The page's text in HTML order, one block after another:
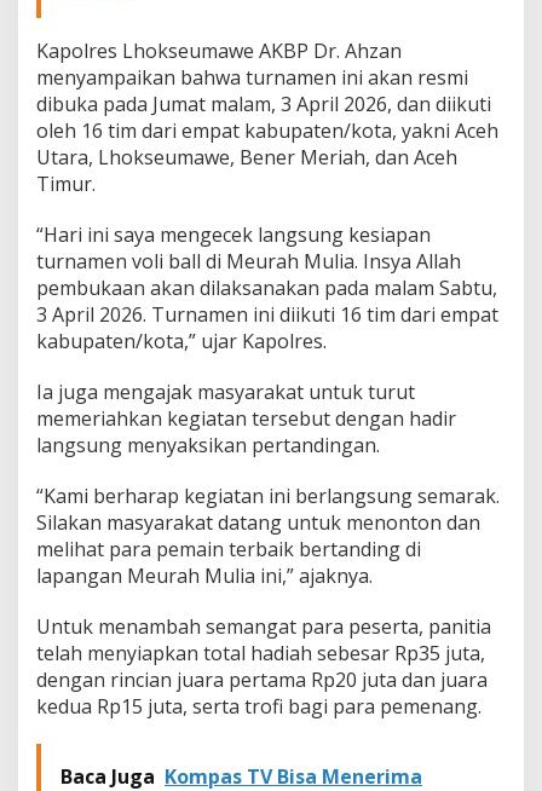
u
n
L
a
n
g
n
g
C
e
k
K
e
i
a
p
n
Kapolres Lhokseumawe AKBP Dr. Ahzan
menyampaikan bahwa turnamen ini akan resmi
dibuka pada Jumat malam, 3 April 2026, dan diikuti
oleh 16 tim dari empat kabupaten/kota, yakni Aceh
Utara, Lhokseumawe, Bener Meriah, dan Aceh
Timur.
“Hari ini saya mengecek langsung kesiapan
turnamen voli ball di Meurah Mulia. Insya Allah
pembukaan akan dilaksanakan pada malam Sabtu,
3 April 2026. Turnamen ini diikuti 16 tim dari empat
kabupaten/kota,” ujar Kapolres.
Ia juga mengajak masyarakat untuk turut
memeriahkan kegiatan tersebut dengan hadir
langsung menyaksikan pertandingan.
“Kami berharap kegiatan ini berlangsung semarak.
Silakan masyarakat datang untuk menonton dan
melihat para pemain terbaik bertanding di
lapangan Meurah Mulia ini,” ajaknya.
Untuk menambah semangat para peserta, panitia
telah menyiapkan total hadiah sebesar Rp35 juta,
dengan rincian juara pertama Rp20 juta dan juara
kedua Rp15 juta, serta trofi bagi para pemenang.
Baca Juga Kompas TV Bisa Menerima